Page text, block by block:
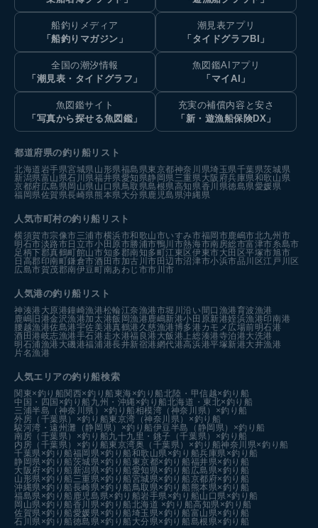
船釣りメディア
「船釣りマガジン」
潮見表アプリ
「タイドグラフBI」
全国の潮汐情報
「潮見表・タイドグラフ」
魚図鑑AIアプリ
「マイAI」
魚図鑑サイト
「写真から探せる魚図鑑」
充実の補償内容と安さ
「新・遊漁船保険DX」
都道府県の釣り船リスト
北海道岩手県宮城県山形県福島県東京都神奈川県埼玉県千葉県茨城県
新潟県富山県石川県福井県愛知県静岡県三重県大阪府兵庫県和歌山県
京都府広島県岡山県山口県鳥取県島根県高知県香川県徳島県愛媛県
福岡県佐賀県長崎県熊本県大分県鹿児島県沖縄県
人気市町村の釣り船リスト
横須賀市宗像市三浦市横浜市和歌山市いすみ市福岡市鹿嶋市北九州市
明石市淡路市 日立市小田原市勝浦市鴨川市熱海市南房総市富津市糸島市
足柄下郡真鶴町館山市知多郡南知多町江東区伊東市大田区平塚市旭市
日高郡印南町鎌倉市酒田市加古川市 田辺市沼津市小浜市品川区江戸川区
広島市賀茂郡南伊豆町南あわじ市市川市
人気港の釣り船リスト
神湊港 大原港鐘崎漁港松輪江奈漁港市堀川沿い 間口漁港育波漁港
鹿嶋旧港金沢漁港加太港飯岡漁港鹿嶋新港小田原新港姪浜漁港印南港
腰越漁港佐島港宇佐美港真鶴港 久慈漁港博多港カモメ広場前明石港
酒田港岐志漁港手石港 走水港福良港 大飯港 上総湊港寺泊港大洗港
明石浦漁港 大磯港福浦港長井新宿港網代港高浜港平塚新港大井漁港
片名漁港
人気エリアの釣り船検索
関東×釣り船関西×釣り船 東海×釣り船北陸・甲信越×釣り船
中国・四国×釣り船 九州・沖縄×釣り船北海道・東北×釣り船
三浦半島（神奈川県）×釣り船相模湾（神奈川県）×釣り船
外房（千葉県）×釣り船東京湾（神奈川県）×釣り船
駿河湾・遠州灘（静岡県）×釣り船伊豆半島（静岡県）×釣り船
南房（千葉県）×釣り船九十九里・銚子（千葉県）×釣り船
内房（千葉県）×釣り船東京湾奥（千葉県）×釣り船神奈川県×釣り船
千葉県×釣り船福岡県×釣り船和歌山県×釣り船兵庫県×釣り船
静岡県×釣り船茨城県×釣り船 東京都×釣り船福井県×釣り船
大阪府×釣り船 新潟県×釣り船愛知県×釣り船 広島県×釣り船
山形県×釣り船 三重県×釣り船宮城県×釣り船京都府×釣り船
沖縄県×釣り船長崎県×釣り船鳥取県×釣り船 熊本県×釣り船
福島県×釣り船 鹿児島県×釣り船岩手県×釣り船山口県×釣り船
岡山県×釣り船香川県×釣り船北海道 ×釣り船高知県×釣り船
佐賀県×釣り船愛媛県×釣り船埼玉県×釣り船富山県×釣り船
石川県×釣り船徳島県×釣り船 大分県×釣り船島根県×釣り船